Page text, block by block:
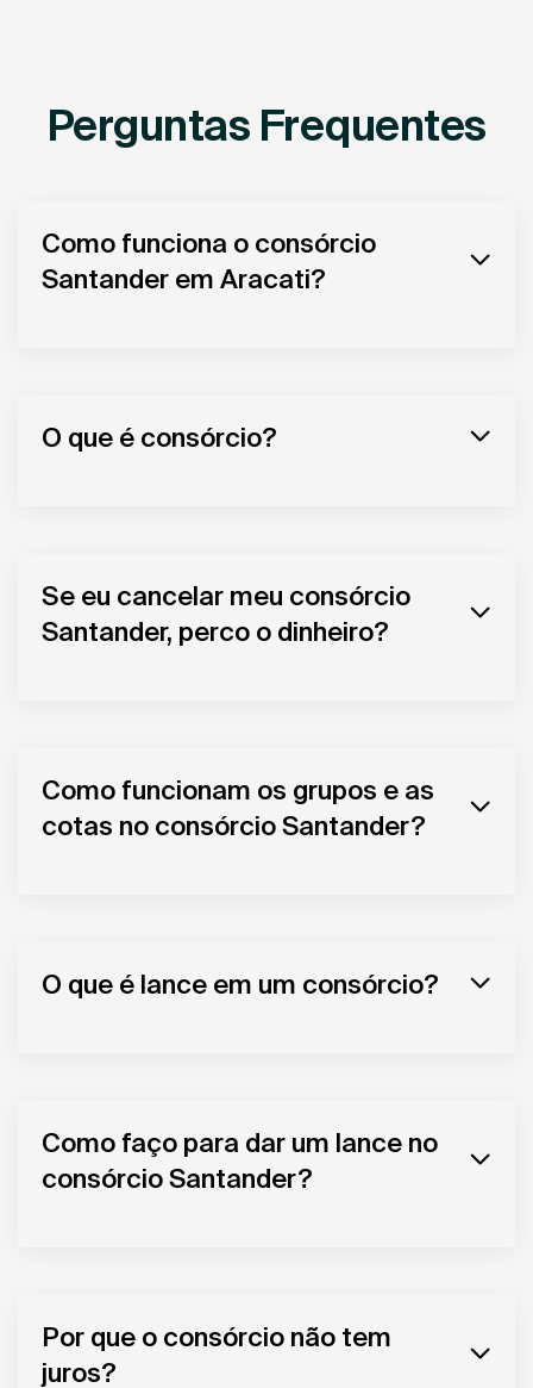
Perguntas Frequentes
Como funciona o consórcio
Santander em Aracati?
O que é consórcio?
Se eu cancelar meu consórcio
Santander, perco o dinheiro?
Como funcionam os grupos e as
cotas no consórcio Santander?
O que é lance em um consórcio?
Como faço para dar um lance no
consórcio Santander?
Por que o consórcio não tem
juros?